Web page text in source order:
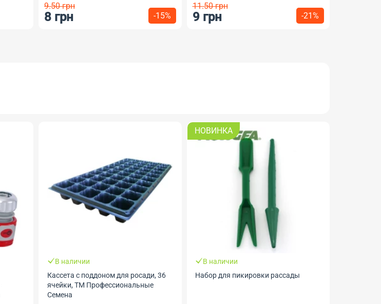
9.50 грн
8 грн -15%
11.50 грн
9 грн -21%
В наличии
Кассета с поддоном для росади, 36
ячейки, ТМ Профессиональные
Семена
НОВИНКА
В наличии
Набор для пикировки рассады